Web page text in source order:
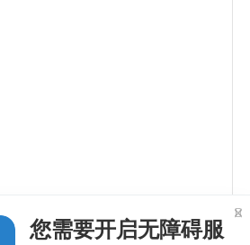
您需要开启无障碍服
